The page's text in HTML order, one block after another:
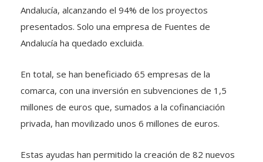
Andalucía, alcanzando el 94% de los proyectos
presentados. Solo una empresa de Fuentes de
Andalucía ha quedado excluida.
En total, se han beneficiado 65 empresas de la
comarca, con una inversión en subvenciones de 1,5
millones de euros que, sumados a la cofinanciación
privada, han movilizado unos 6 millones de euros.
Estas ayudas han permitido la creación de 82 nuevos